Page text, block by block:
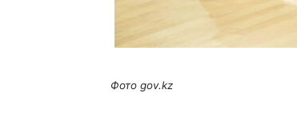
Фото gov.kz